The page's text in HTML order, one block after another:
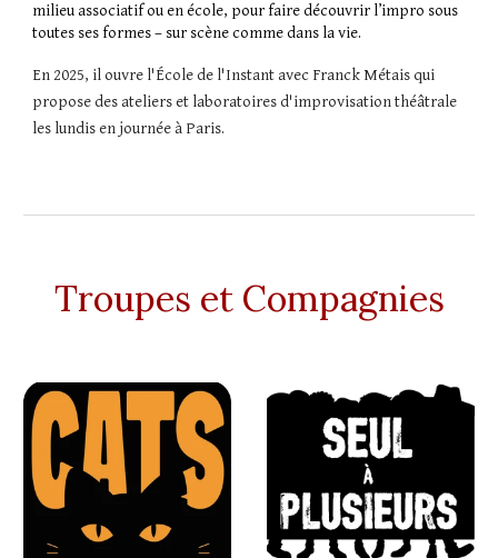
milieu associatif ou en école, pour faire découvrir l’impro sous
toutes ses formes – sur scène comme dans la vie.
En 2025, il ouvre l'École de l'Instant avec Franck Métais qui
propose des ateliers et laboratoires d'improvisation théâtrale
les lundis en journée à Paris.
Troupes et Compagnies